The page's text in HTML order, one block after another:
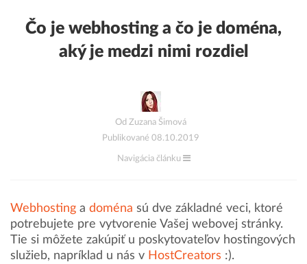
Čo je webhosting a čo je doména,
aký je medzi nimi rozdiel
Od Zuzana Šimová
Publikované 08.10.2019
Navigácia článku
Webhosting a doména sú dve základné veci, ktoré
potrebujete pre vytvorenie Vašej webovej stránky.
Tie si môžete zakúpiť u poskytovateľov hostingových
služieb, napríklad u nás v HostCreators :).